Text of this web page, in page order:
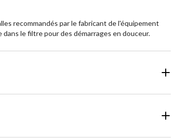
recommandés par le fabricant de l'équipement
le filtre pour des démarrages en douceur.